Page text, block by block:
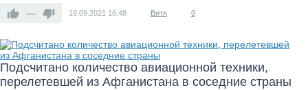
— 19.09.2021 16:48 Витя 0
Подсчитано количество авиационной техники,
перелетевшей из Афганистана в соседние страны